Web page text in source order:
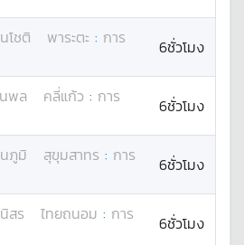
โชติ พาระตะ : การ
6ชั่วโมง
พล คลี่แก้ว : การ
6ชั่วโมง
ภูมิ สุขุมสาทร : การ
6ชั่วโมง
สร ไทยถนอม : การ
6ชั่วโมง